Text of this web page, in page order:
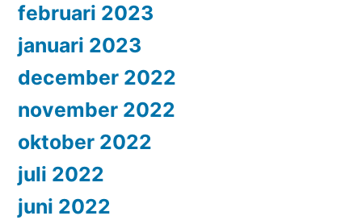
februari 2023
januari 2023
december 2022
november 2022
oktober 2022
juli 2022
juni 2022